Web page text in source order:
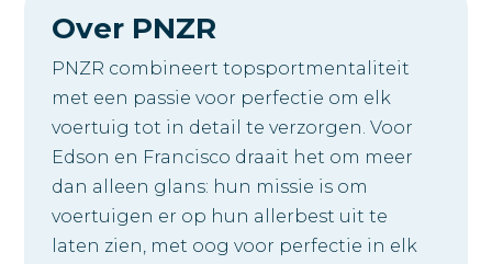
Over PNZR
PNZR combineert topsportmentaliteit
met een passie voor perfectie om elk
voertuig tot in detail te verzorgen. Voor
Edson en Francisco draait het om meer
dan alleen glans: hun missie is om
voertuigen er op hun allerbest uit te
laten zien, met oog voor perfectie in elk